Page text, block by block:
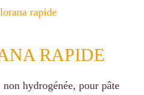
RAPIDE
hydrogénée, pour pâte